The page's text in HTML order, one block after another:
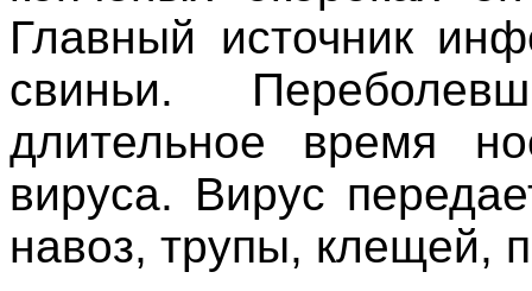
Главный источник
свиньи.
длительное время
вируса. Вирус
навоз, трупы, клещей,